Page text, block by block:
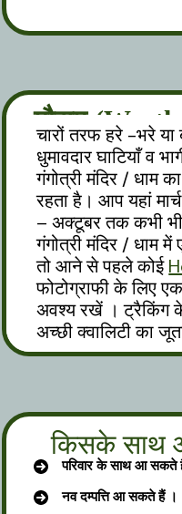
मौसम
चारों तरफ हरे -भरे
धुमावदार घाटियाँ व
गंगोत्री मंदिर / धाम
रहता है। आप यहां
– अक्टूबर तक कभी
गंगोत्री मंदिर / धाम
तो आने से पहले कोई
फोटोग्राफी के लिए
अवश्य रखें । ट्रैकिंग
अच्छी क्वालिटी का
किसके साथ
परिवार के साथ आ सकते
नव दम्पत्ति आ सकते हैं ।